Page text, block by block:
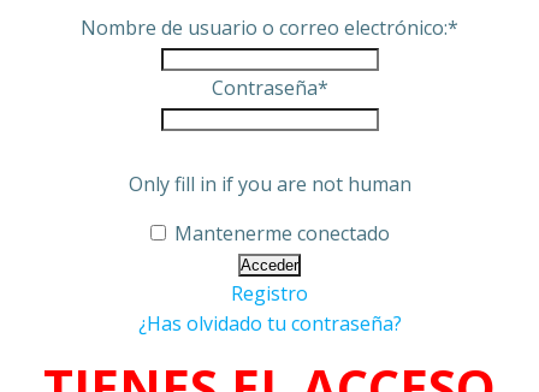
Nombre de usuario o correo electrónico:*
Contraseña*
Only fill in if you are not human
Mantenerme conectado
Registro
¿Has olvidado tu contraseña?